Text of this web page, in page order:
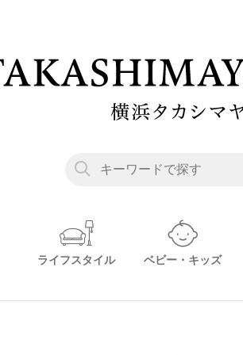
ライフスタイル ベビー・キッズ